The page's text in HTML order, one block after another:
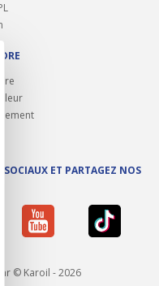
le bandeau des
SOCIAUX ET PARTAGEZ NOS
© Karoil - 2026